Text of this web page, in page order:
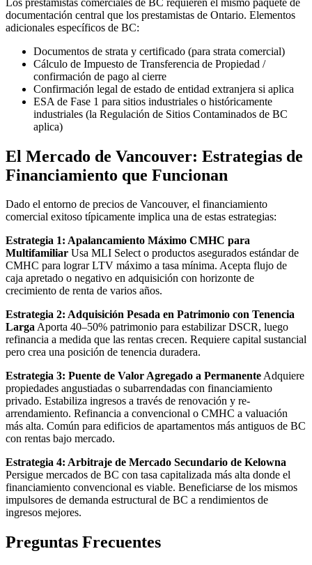
documentación central que los prestamistas de Ontario. Elementos
adicionales específicos de BC:
Documentos de strata y certificado (para strata comercial)
Cálculo de Impuesto de Transferencia de Propiedad /
confirmación de pago al cierre
Confirmación legal de estado de entidad extranjera si aplica
ESA de Fase 1 para sitios industriales o históricamente
industriales (la Regulación de Sitios Contaminados de BC
aplica)
El Mercado de Vancouver: Estrategias de
Financiamiento que Funcionan
Dado el entorno de precios de Vancouver, el financiamiento
comercial exitoso típicamente implica una de estas estrategias:
Estrategia 1: Apalancamiento Máximo CMHC para
Multifamiliar Usa MLI Select o productos asegurados estándar de
CMHC para lograr LTV máximo a tasa mínima. Acepta flujo de
caja apretado o negativo en adquisición con horizonte de
crecimiento de renta de varios años.
Estrategia 2: Adquisición Pesada en Patrimonio con Tenencia
LargaAporta 40–50% patrimonio para estabilizar DSCR, luego
refinancia a medida que las rentas crecen. Requiere capital sustancial
pero crea una posición de tenencia duradera.
Estrategia 3: Puente de Valor Agregado a PermanenteAdquiere
propiedades angustiadas o subarrendadas con financiamiento
privado. Estabiliza ingresos a través de renovación y re-
arrendamiento. Refinancia a convencional o CMHC a valuación
más alta. Común para edificios de apartamentos más antiguos de BC
con rentas bajo mercado.
Estrategia 4: Arbitraje de Mercado Secundario de Kelowna
Persigue mercados de BC con tasa capitalizada más alta donde el
financiamiento convencional es viable. Beneficiarse de los mismos
impulsores de demanda estructural de BC a rendimientos de
ingresos mejores.
Preguntas Frecuentes